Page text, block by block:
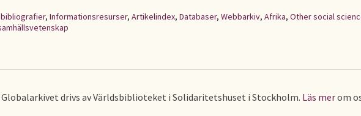
, Informationsresurser, Artikelindex, Databaser, Webbarkiv, Afrika, Other social
Globalarkivet drivs av Världsbiblioteket i Solidaritetshuset i Stockholm. Läs merom